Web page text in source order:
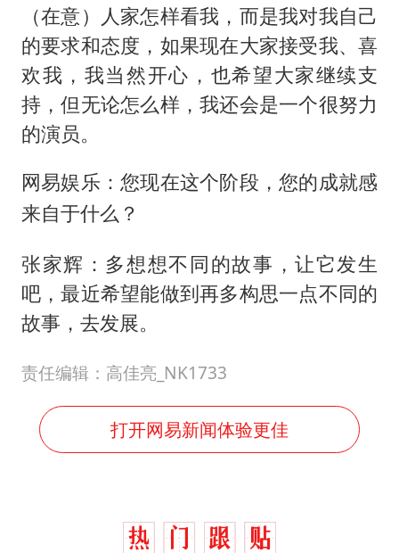
（在意）人家怎样看我，而是我对我自己
的要求和态度，如果现在大家接受我、喜
欢我，我当然开心，也希望大家继续支
持，但无论怎么样，我还会是一个很努力
的演员。
网易娱乐：您现在这个阶段，您的成就感
来自于什么？
张家辉：多想想不同的故事，让它发生
吧，最近希望能做到再多构思一点不同的
故事，去发展。
责任编辑：高佳亮_NK1733
打开网易新闻体验更佳